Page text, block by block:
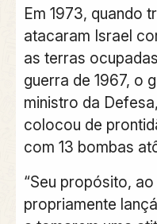
Em 1973, quando
atacaram Israel
as terras
guerra de 1967, o
ministro da
colocou de
com 13 bombas
“Seu propósito,
propriamente